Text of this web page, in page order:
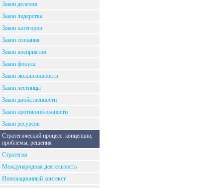
Закон деления
Закон лидерства
Закон категории
Закон сознания
Закон восприятия
Закон фокуса
Закон эксклюзивности
Закон лестницы
Закон двойственности
Закон противоположности
Закон ресурсов
Стратегический процесс: концепции,
проблемы, решения
Стратегия
Международная деятельность
Инновационный контекст